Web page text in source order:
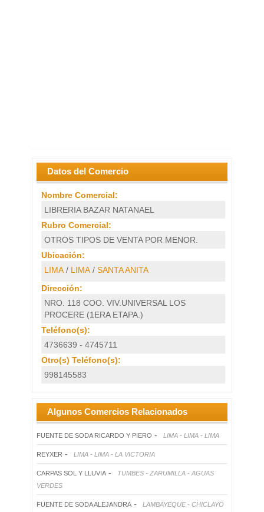
Datos del Comercio
Nombre Comercial:
LIBRERIA BAZAR NATANAEL
Rubro Comercial:
OTROS TIPOS DE VENTA POR MENOR.
Ubicación:
LIMA/ LIMA/ SANTA ANITA
Dirección:
NRO. 118 COO. VIV.UNIVERSAL LOS
PROCERE (1ERA ETAPA.)
Teléfono(s):
4736639 - 4745711
Otro(s) Teléfono(s):
998145583
Algunos Comercios Relacionados
FUENTE DE SODA RICARDO Y PIERO - LIMA - LIMA - LIMA
REYXER - LIMA - LIMA - LA VICTORIA
CARPAS SOL Y LLUVIA -
TUMBES - ZARUMILLA - AGUAS
VERDES
FUENTE DE SODA ALEJANDRA -
LAMBAYEQUE - CHICLAYO